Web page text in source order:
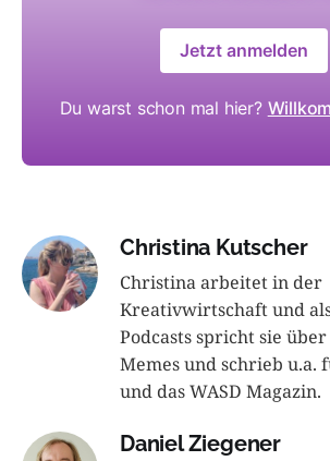
Jetzt anmelden
Du warst schon mal hier?
Christina Kutscher
Christina arbeitet in der
Kreativwirtschaft und
Podcasts spricht sie
Memes und schrieb u.a.
und das WASD Magazin.
Daniel Ziegener